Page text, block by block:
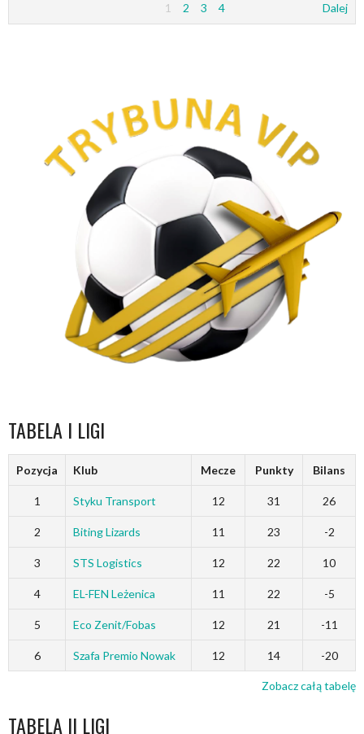
1 2 3 4 Dalej
TABELA I LIGI
Pozycja Klub Mecze Punkty Bilans
1 Styku Transport 12 31 26
2 Biting Lizards 11 23 -2
3 STS Logistics 12 22 10
4 EL-FEN Leżenica 11 22 -5
5 Eco Zenit/Fobas 12 21 -11
6 Szafa Premio Nowak 12 14 -20
Zobacz całą tabelę
TABELA II LIGI